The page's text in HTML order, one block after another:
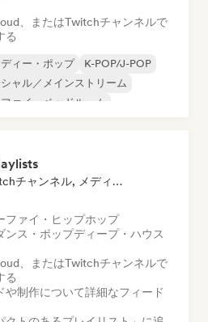
、またはTwitchチャンネルで
る
ィー・ポップ
K-POP/J-POP
ャル／メインストリーム
ァイ・ベッドルーム
YouTube/Twitchチャンネル, メディア・アウトレット／ジャーナリスト, プレイリスト・キュレーター, サウンドエキスパート
ファイ・ヒップホップ
ンス・ポップディープ・ハウス
、またはTwitchチャンネルで
る
や制作について詳細なフィード